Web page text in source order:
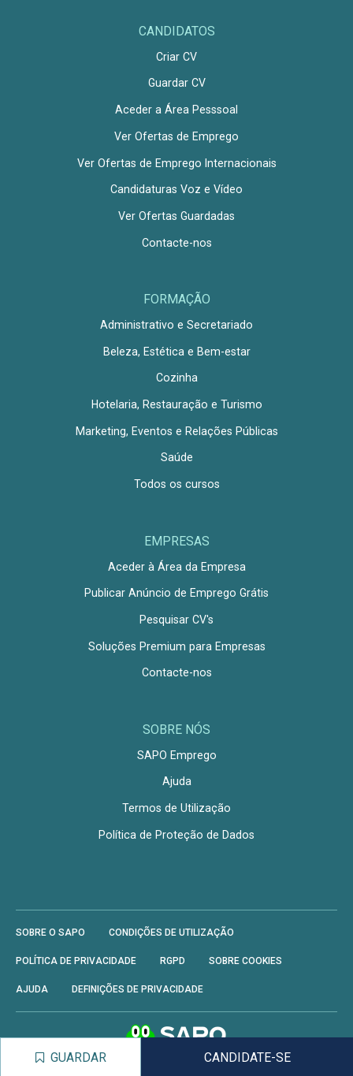
GUARDAR CANDIDATE-SE
GUARDAR CANDIDATE-SE
CANDIDATOS
Criar CV
Guardar CV
Aceder a Área Pesssoal
Ver Ofertas de Emprego
Ver Ofertas de Emprego Internacionais
Candidaturas Voz e Vídeo
Ver Ofertas Guardadas
Contacte-nos
FORMAÇÃO
Administrativo e Secretariado
Beleza, Estética e Bem-estar
Cozinha
Hotelaria, Restauração e Turismo
Marketing, Eventos e Relações Públicas
Saúde
Todos os cursos
EMPRESAS
Aceder à Área da Empresa
Publicar Anúncio de Emprego Grátis
Pesquisar CV's
Soluções Premium para Empresas
Contacte-nos
SOBRE NÓS
SAPO Emprego
Ajuda
Termos de Utilização
Política de Proteção de Dados
SOBRE O SAPO CONDIÇÕES DE UTILIZAÇÃO
POLÍTICA DE PRIVACIDADE RGPD SOBRE COOKIES
AJUDA DEFINIÇÕES DE PRIVACIDADE